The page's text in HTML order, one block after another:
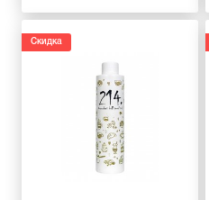
Скидка